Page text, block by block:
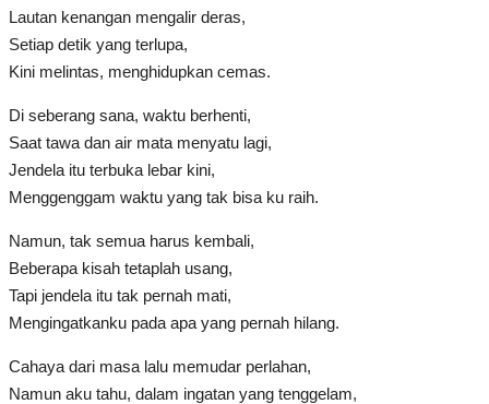
Lautan kenangan mengalir deras,
Setiap detik yang terlupa,
Kini melintas, menghidupkan cemas.
Di seberang sana, waktu berhenti,
Saat tawa dan air mata menyatu lagi,
Jendela itu terbuka lebar kini,
Menggenggam waktu yang tak bisa ku raih.
Namun, tak semua harus kembali,
Beberapa kisah tetaplah usang,
Tapi jendela itu tak pernah mati,
Mengingatkanku pada apa yang pernah hilang.
Cahaya dari masa lalu memudar perlahan,
Namun aku tahu, dalam ingatan yang tenggelam,